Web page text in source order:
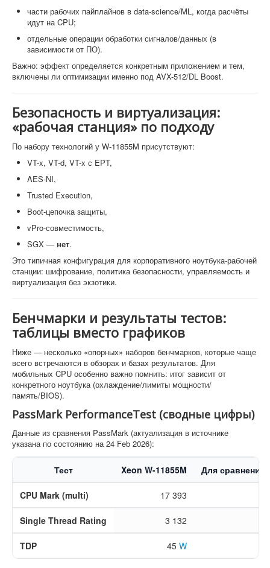
части рабочих пайплайнов в data-science/ML, когда расчёты
идут на CPU;
отдельные операции обработки сигналов/данных (в
зависимости от ПО).
Важно: эффект определяется конкретным приложением и тем,
включены ли оптимизации именно под AVX-512/DL Boost.
Безопасность и виртуализация:
«рабочая станция» по подходу
По набору технологий у W-11855M присутствуют:
VT-x, VT-d, VT-x с EPT,
AES-NI,
Trusted Execution,
Boot-цепочка защиты,
vPro-совместимость,
SGX — нет.
Это типичная конфигурация для корпоративного ноутбука-рабочей
станции: шифрование, политика безопасности, управляемость и
виртуализация без экзотики.
Бенчмарки и результаты тестов:
таблицы вместо графиков
Ниже — несколько «опорных» наборов бенчмарков, которые чаще
всего встречаются в обзорах и базах результатов. Для
мобильных CPU особенно важно помнить: итог зависит от
конкретного ноутбука (охлаждение/лимиты мощности/
память/BIOS).
PassMark PerformanceTest (сводные цифры)
Данные из сравнения PassMark (актуализация в источнике
указана по состоянию на 24 Feb 2026):
Тест Xeon W-11855M Для сравнения:
CPU Mark (multi) 17 393
Single Thread Rating 3 132
TDP 45 W